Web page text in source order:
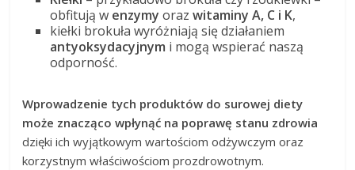
obfitują w enzymy orazwitaminy A, C i K,
kiełki brokuła wyróżniają się działaniem
antyoksydacyjnym i mogą wspierać naszą
odporność.
Wprowadzenie tych produktów do surowej diety
może znacząco wpłynąć na poprawę stanu zdrowia
dzięki ich wyjątkowym wartościom odżywczym oraz
korzystnym właściwościom prozdrowotnym.